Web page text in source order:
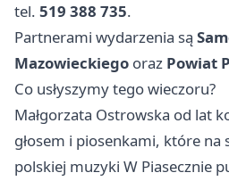
tel. 519 388 735.
Partnerami wydarzenia są
Mazowieckiego oraz Powiat
Co usłyszymy tego wieczoru?
Małgorzata Ostrowska od lat
głosem i piosenkami, które na
polskiej muzyki W Piasecznie